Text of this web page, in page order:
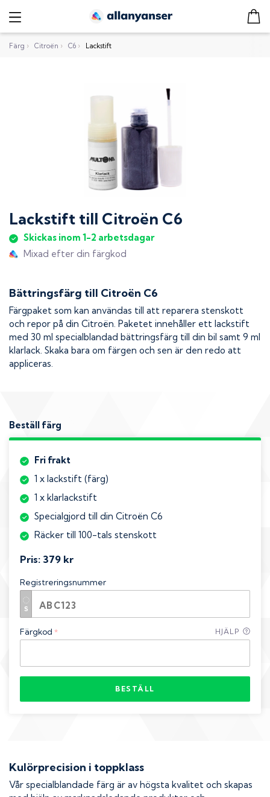
Färg › Citroën › C6 › Lackstift
Lackstift till Citroën C6
Skickas inom 1-2 arbetsdagar
Mixad efter din färgkod
Bättringsfärg till Citroën C6
Färgpaket som kan användas till att reparera stenskott
och repor på din Citroën. Paketet innehåller ett lackstift
med 30 ml specialblandad bättringsfärg till din bil samt 9 ml
klarlack. Skaka bara om färgen och sen är den redo att
appliceras.
Beställ färg
Fri frakt
1 x lackstift (färg)
1 x klarlackstift
Specialgjord till din Citroën C6
Räcker till 100-tals stenskott
Pris: 379 kr
Registreringsnummer
Färgkod * HJÄLP
BESTÄLL
Kulörprecision i toppklass
Vår specialblandade färg är av högsta kvalitet och skapas